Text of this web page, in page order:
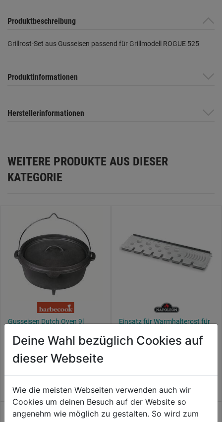
Produktbeschreibung
Grillrost-Set aus Gusseisen passend für Grillmodell ROGUE 525
Produktinformationen
Herstellerinformationen
WEITERE PRODUKTE AUS DIESER
KATEGORIE
Gusseisen Dutch Oven 9l
0.0
5
Sternen.
117,99€
Einsatz für Warmhalterost für
5
Sternen.
Deine Wahl bezüglich Cookies auf
dieser Webseite
Wie die meisten Webseiten verwenden auch wir
Cookies um deinen Besuch auf der Website so
angenehm wie möglich zu gestalten. So wird zum